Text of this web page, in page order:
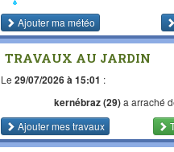
Ajouter ma météo
TRAVAUX AU JARDIN
Le 29/07/2026 à 15:01 :
kernébraz (29)a arraché
Ajouter mes travaux